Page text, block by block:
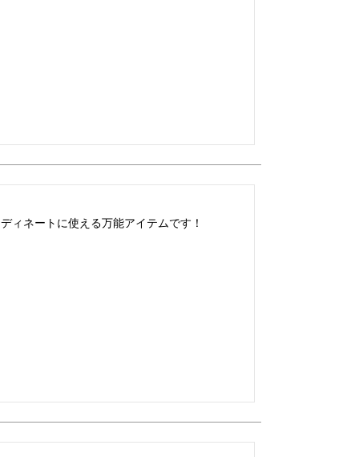
ィネートに使える万能アイテムです！